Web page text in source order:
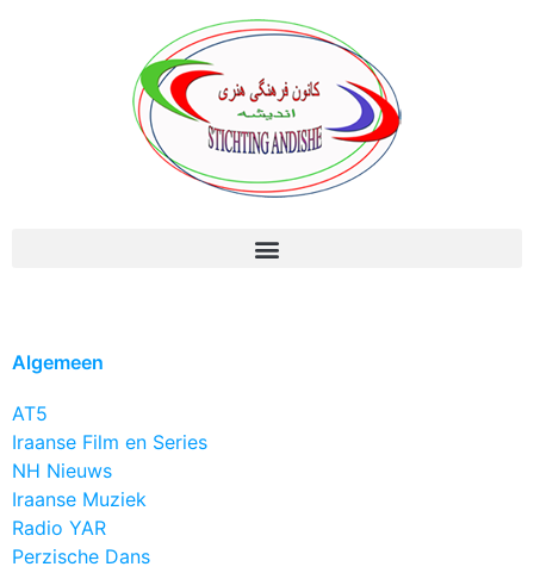
Algemeen
AT5
Iraanse Film en Series
NH Nieuws
Iraanse Muziek
Radio YAR
Perzische Dans